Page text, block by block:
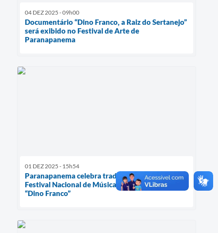
04 DEZ 2025 - 09h00
Documentário “Dino Franco, a Raiz do Sertanejo”
será exibido no Festival de Arte de
Paranapanema
01 DEZ 2025 - 15h54
Paranapanema celebra tradição caipira no
Festival Nacional de Música Sertaneja de Raiz
“Dino Franco”